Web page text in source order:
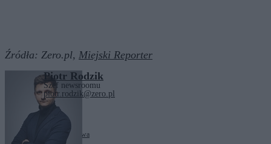
Źródła: Zero.pl, Miejski Reporter
Piotr Rodzik
Szef newsroomu
piotr.rodzik@zero.pl
Tagi: Warszawa